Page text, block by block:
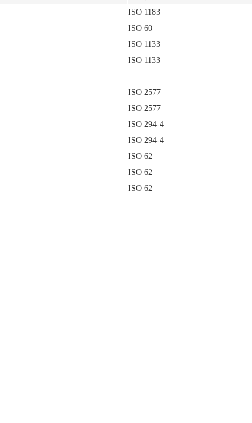
ISO 1183
ISO 60
ISO 1133
ISO 1133
ISO 2577
ISO 2577
ISO 294-4
ISO 294-4
ISO 62
ISO 62
ISO 62